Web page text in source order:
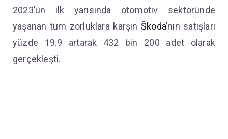
2023’ün ilk yarısında otomotiv sektöründe
yaşanan tüm zorluklara karşın Škoda’nın satışları
yüzde 19.9 artarak 432 bin 200 adet olarak
gerçekleşti.